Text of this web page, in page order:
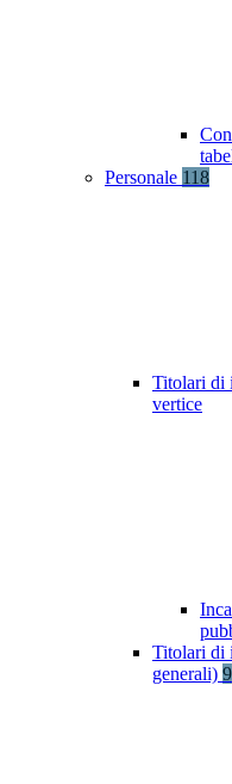
Personale 118
Titolari di
vertice
Titolari di
generali) 9